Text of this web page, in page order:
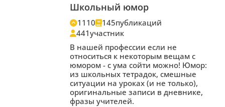
Школьный юмор
1110 145публикаций
441участник
В нашей профессии если не
относиться к некоторым вещам с
юмором - с ума сойти можно! Юмор:
из школьных тетрадок, смешные
ситуации на уроках (и не только),
оригинальные записи в дневнике,
фразы учителей.